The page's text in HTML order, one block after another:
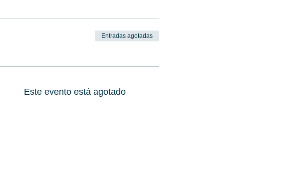
Entradas agotadas
Este evento está agotado